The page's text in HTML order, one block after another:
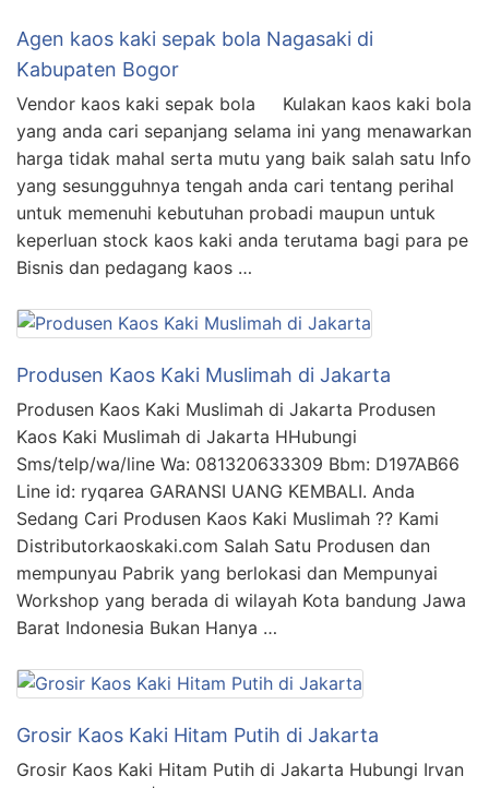
Agen kaos kaki sepak bola Nagasaki di
Kabupaten Bogor
Vendor kaos kaki sepak bola Kulakan kaos kaki bola
yang anda cari sepanjang selama ini yang menawarkan
harga tidak mahal serta mutu yang baik salah satu Info
yang sesungguhnya tengah anda cari tentang perihal
untuk memenuhi kebutuhan probadi maupun untuk
keperluan stock kaos kaki anda terutama bagi para pe
Bisnis dan pedagang kaos …
Produsen Kaos Kaki Muslimah di Jakarta
Produsen Kaos Kaki Muslimah di Jakarta Produsen
Kaos Kaki Muslimah di Jakarta HHubungi
Sms/telp/wa/line Wa: 081320633309 Bbm: D197AB66
Line id: ryqarea GARANSI UANG KEMBALI. Anda
Sedang Cari Produsen Kaos Kaki Muslimah ?? Kami
Distributorkaoskaki.com Salah Satu Produsen dan
mempunyau Pabrik yang berlokasi dan Mempunyai
Workshop yang berada di wilayah Kota bandung Jawa
Barat Indonesia Bukan Hanya …
Grosir Kaos Kaki Hitam Putih di Jakarta
Grosir Kaos Kaki Hitam Putih di Jakarta Hubungi Irvan